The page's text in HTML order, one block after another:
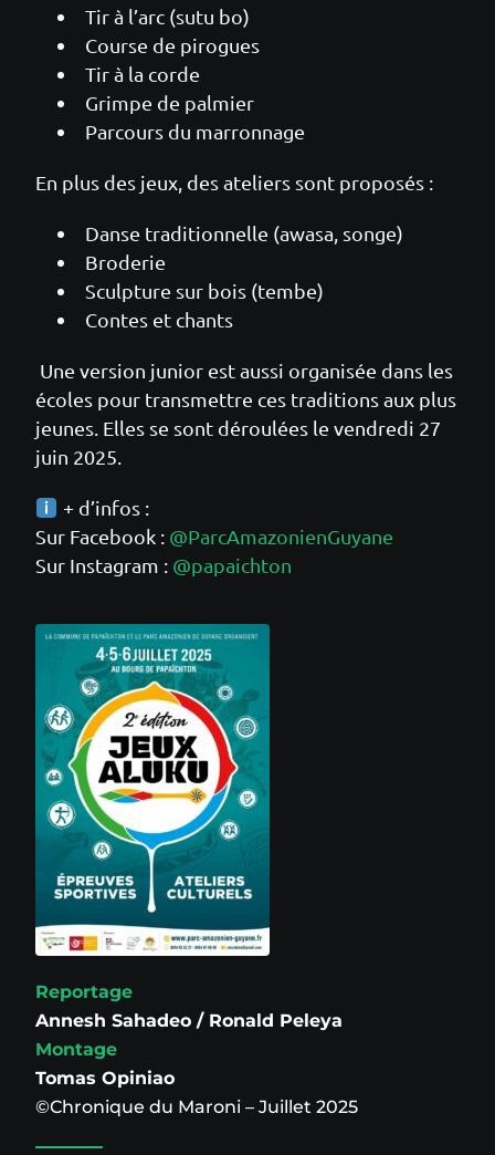
Tir à l’arc (sutu bo)
Course de pirogues
Tir à la corde
Grimpe de palmier
Parcours du marronnage
En plus des jeux, des ateliers sont proposés :
Danse traditionnelle (awasa, songe)
Broderie
Sculpture sur bois (tembe)
Contes et chants
Une version junior est aussi organisée dans les
écoles pour transmettre ces traditions aux plus
jeunes. Elles se sont déroulées le vendredi 27
juin 2025.
+ d’infos :
Sur Facebook : @ParcAmazonienGuyane
Sur Instagram : @papaichton
Reportage
Annesh Sahadeo / Ronald Peleya
Montage
Tomas Opiniao
©Chronique du Maroni – Juillet 2025